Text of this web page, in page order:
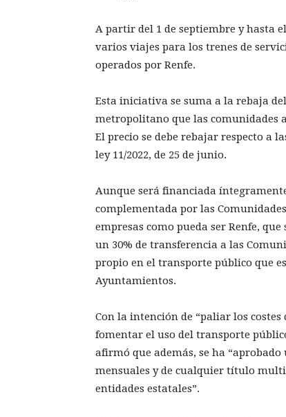
A partir del 1 de septiembre y hasta
varios viajes para los trenes de
operados por Renfe.
Esta iniciativa se suma a la rebaja
metropolitano que las comunidades
El precio se debe rebajar respecto a
ley 11/2022, de 25 de junio.
Aunque será financiada
complementada por las
empresas como pueda ser Renfe,
un 30% de transferencia a las
propio en el transporte público que
Ayuntamientos.
Con la intención de “paliar los
fomentar el uso del transporte
afirmó que además, se ha
mensuales y de cualquier título
entidades estatales”.